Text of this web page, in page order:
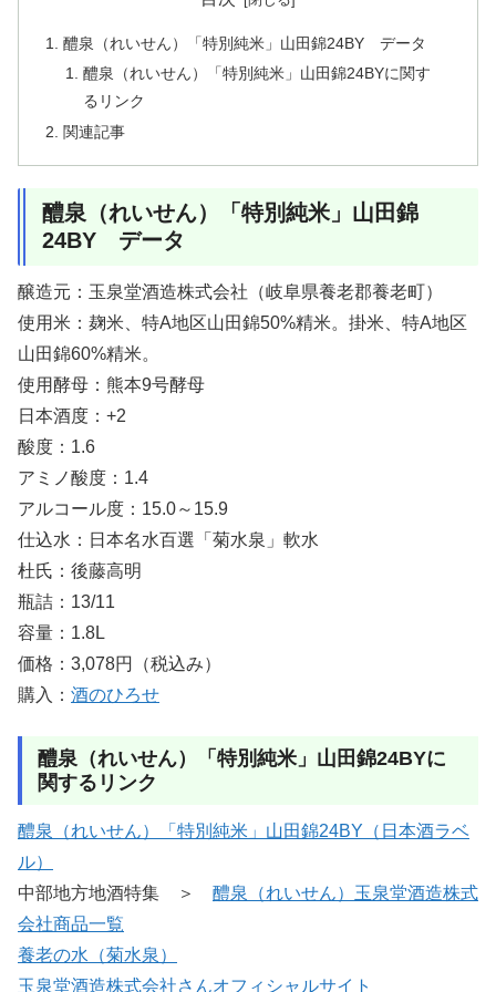
醴泉（れいせん）「特別純米」山田錦24BY データ
醴泉（れいせん）「特別純米」山田錦24BYに関す
るリンク
関連記事
醴泉（れいせん）「特別純米」山田錦
24BY データ
醸造元：玉泉堂酒造株式会社（岐阜県養老郡養老町）
使用米：麹米、特A地区山田錦50%精米。掛米、特A地区
山田錦60%精米。
使用酵母：熊本9号酵母
日本酒度：+2
酸度：1.6
アミノ酸度：1.4
アルコール度：15.0～15.9
仕込水：日本名水百選「菊水泉」軟水
杜氏：後藤高明
瓶詰：13/11
容量：1.8L
価格：3,078円（税込み）
購入： 酒のひろせ
醴泉（れいせん）「特別純米」山田錦24BYに
関するリンク
醴泉（れいせん）「特別純米」山田錦24BY（日本酒ラベ
ル）
中部地方地酒特集 ＞ 醴泉（れいせん）玉泉堂酒造株式
会社商品一覧
養老の水（菊水泉）
玉泉堂酒造株式会社さんオフィシャルサイト